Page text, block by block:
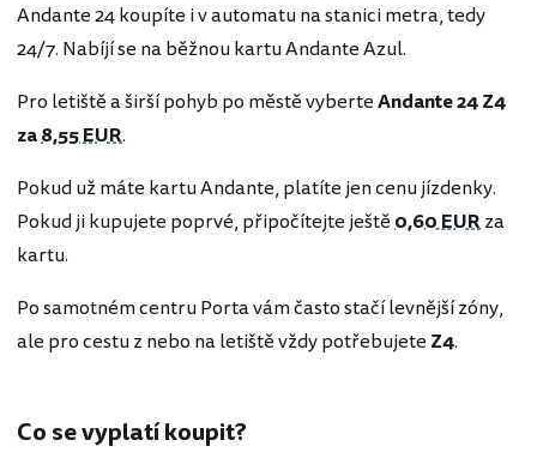
Andante 24 koupíte i v automatu na stanici metra, tedy
24/7. Nabíjí se na běžnou kartu Andante Azul.
Pro letiště a širší pohyb po městě vyberteAndante 24 Z4
za8,55 EUR.
Pokud už máte kartu Andante, platíte jen cenu jízdenky.
Pokud ji kupujete poprvé, připočítejte ještě0,60 EURza
kartu.
Po samotném centru Porta vám často stačí levnější zóny,
ale pro cestu z nebo na letiště vždy potřebujete Z4.
Co se vyplatí koupit?